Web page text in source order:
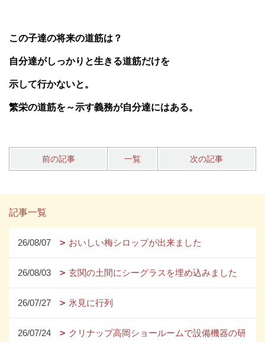
この子達の将来の道筋は？
自分達がしっかりと生きる道筋だけを
示して行かないと。
繁栄の道筋を～示す義務が自分達にはある。
前の記事 一覧 次の記事
記事一覧
26/08/07 おいしい梅シロップが出来ました
26/08/03 玄関の土間にシーグラスを埋め込みました
26/07/27 氷見に行列
26/07/24
クリナップ高岡ショールームで設備機器の研